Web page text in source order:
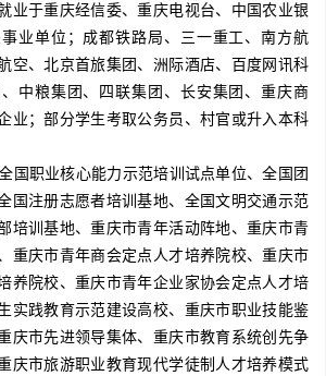
业于重庆经信委、重庆电视台、中国农业银
业单位；成都铁路局、三一重工、南方航
空、北京首旅集团、洲际酒店、百度网讯科
中粮集团、四联集团、长安集团、重庆商
业；部分学生考取公务员、村官或升入本科
国职业核心能力示范培训试点单位、全国团
国注册志愿者培训基地、全国文明交通示范
培训基地、重庆市青年活动阵地、重庆市青
重庆市青年商会定点人才培养院校、重庆市
养院校、重庆市青年企业家协会定点人才培
实践教育示范建设高校、重庆市职业技能鉴
庆市先进领导集体、重庆市教育系统创先争
庆市旅游职业教育现代学徒制人才培养模式